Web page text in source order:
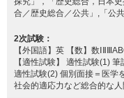
三重大学 学
帝京大学 一
帝京大学 一
帝京大学 一
帝京大学 一
合／歴史総合／公共」,「公
2次試験：
【外国語】英 【数】数
【適性試験】 適性試験(1)
適性試験(2) 個別面接＝医学
社会的適応力など総合的な